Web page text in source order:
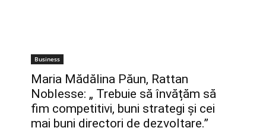
Business
Maria Mădălina Păun, Rattan
Noblesse: „ Trebuie să învățăm să
fim competitivi, buni strategi și cei
mai buni directori de dezvoltare.”